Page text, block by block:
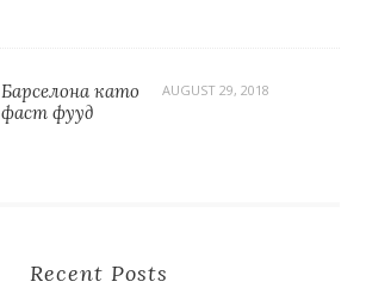
Барселона като
фаст фууд
AUGUST 29, 2018
Recent Posts